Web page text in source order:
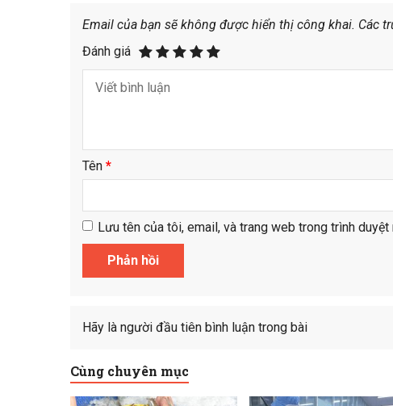
Email của bạn sẽ không được hiển thị công khai. Các
Đánh giá
Tên *
Lưu tên của tôi, email, và trang web trong trình
Hãy là người đầu tiên bình luận trong bài
Cùng chuyên mục